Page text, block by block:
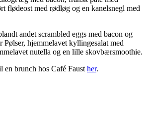
flødeost med rødløg og en kanelsnegl med
andet scrambled eggs med bacon og
Pølser, hjemmelavet kyllingesalat med
nutella og en lille skovbærsmoothie.
en brunch hos Café Fausther.